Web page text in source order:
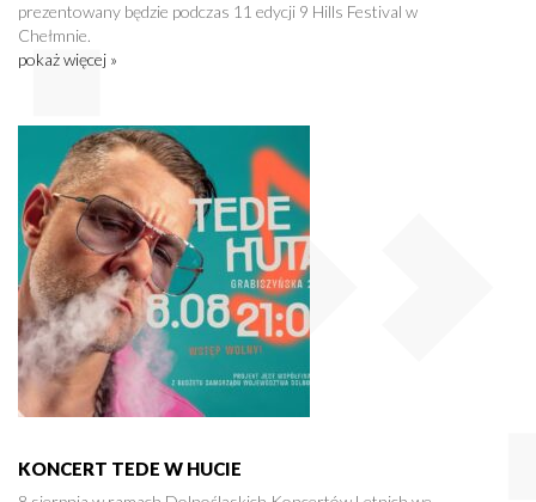
prezentowany będzie podczas 11 edycji 9 Hills Festival w
Chełmnie.
pokaż więcej »
KONCERT TEDE W HUCIE